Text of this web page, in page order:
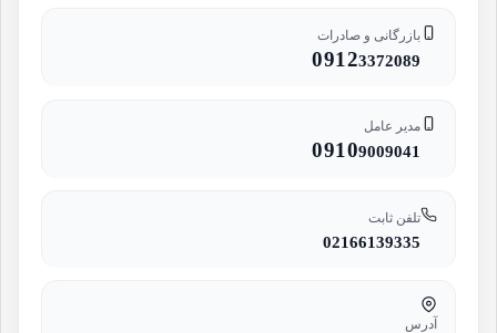
بازرگانی و صادرات
09123372089
مدیر عامل
09109009041
تلفن ثابت
02166139335
آدرس